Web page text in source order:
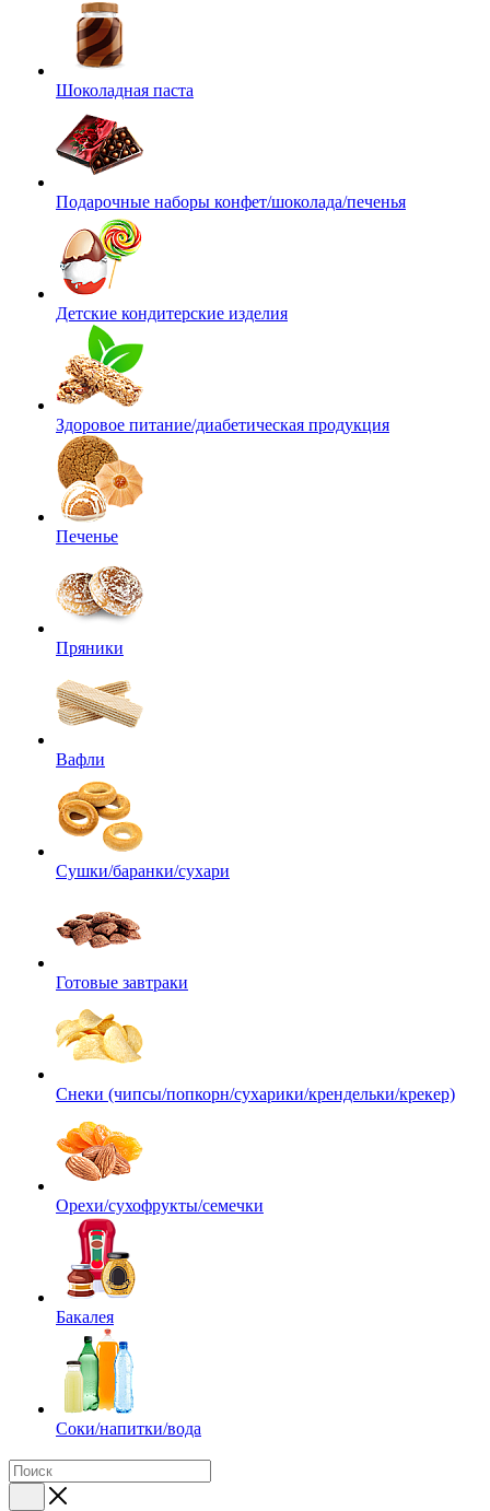
Шоколадная паста
Подарочные наборы конфет/шоколада/печенья
Детские кондитерские изделия
Здоровое питание/диабетическая продукция
Печенье
Пряники
Вафли
Сушки/баранки/сухари
Готовые завтраки
Снеки (чипсы/попкорн/сухарики/крендельки/крекер)
Орехи/сухофрукты/семечки
Бакалея
Соки/напитки/вода